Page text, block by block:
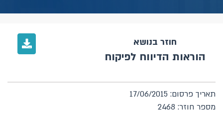
חוזר בנושא
הוראות הדיווח לפיקוח
תאריך פרסום: 17/06/2015
מספר חוזר: 2468